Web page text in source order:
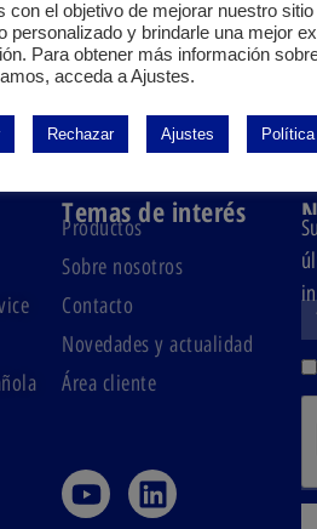
productos adecuados.
Temas de interés
Productos
Sobre nosotros
Contacto
Novedades y actualidad
Área cliente
con el objetivo de mejorar nuestro
personalizado y brindarle una mejor
Para obtener más información
acceda a Ajustes.
Rechazar Ajustes